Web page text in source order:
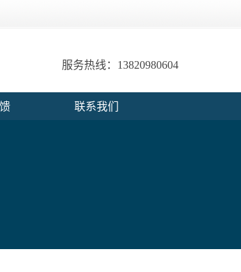
服务热线：13820980604
联系我们